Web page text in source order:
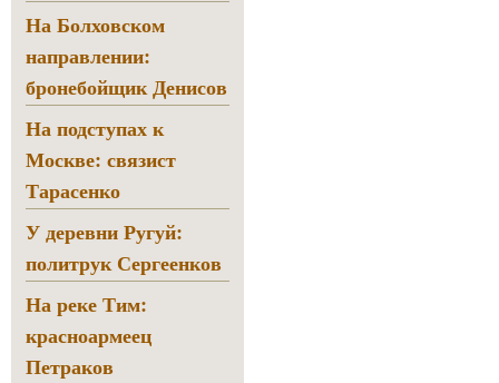
На Болховском
направлении:
бронебойщик Денисов
На подступах к
Москве: связист
Тарасенко
У деревни Ругуй:
политрук Сергеенков
На реке Тим:
красноармеец
Петраков